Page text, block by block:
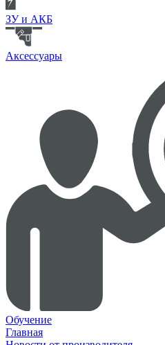
ЗУ и АКБ
Аксессуары
Обучение
Главная